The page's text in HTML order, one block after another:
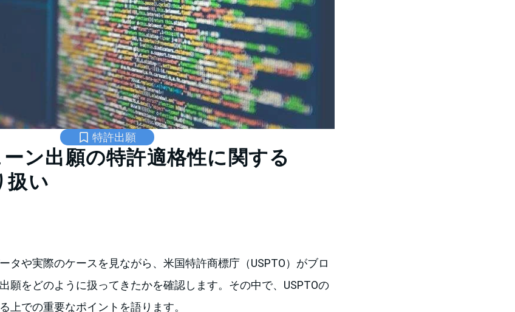
特許出願
ン出願の特許適格性に関する
扱い
タや実際のケースを見ながら、米国特許商標庁（USPTO）がブロ
願をどのように扱ってきたかを確認します。その中で、USPTOの
上での重要なポイントを語ります。